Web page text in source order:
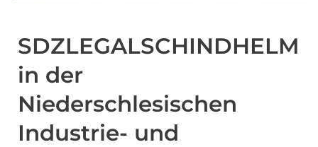
SDZLEGALSCHINDHELM
in der
Niederschlesischen
Industrie- und